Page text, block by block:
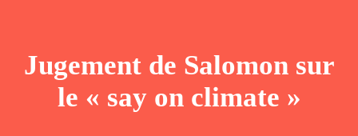
Jugement de Salomon sur
le « say on climate »